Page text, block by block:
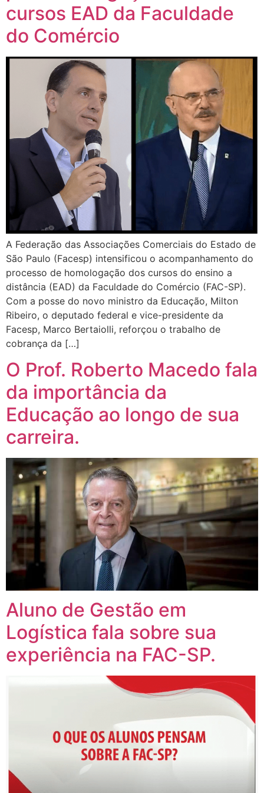
cursos EAD da Faculdade
do Comércio
A Federação das Associações Comerciais do Estado de
São Paulo (Facesp) intensificou o acompanhamento do
processo de homologação dos cursos do ensino a
distância (EAD) da Faculdade do Comércio (FAC-SP).
Com a posse do novo ministro da Educação, Milton
Ribeiro, o deputado federal e vice-presidente da
Facesp, Marco Bertaiolli, reforçou o trabalho de
cobrança da […]
O Prof. Roberto Macedo fala
da importância da
Educação ao longo de sua
carreira.
Aluno de Gestão em
Logística fala sobre sua
experiência na FAC-SP.